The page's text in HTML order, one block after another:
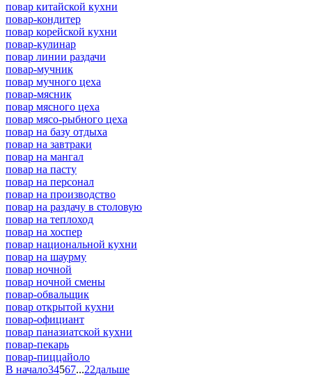
повар китайской кухни
повар-кондитер
повар корейской кухни
повар-кулинар
повар линии раздачи
повар-мучник
повар мучного цеха
повар-мясник
повар мясного цеха
повар мясо-рыбного цеха
повар на базу отдыха
повар на завтраки
повар на мангал
повар на пасту
повар на персонал
повар на производство
повар на раздачу в столовую
повар на теплоход
повар на хоспер
повар национальной кухни
повар на шаурму
повар ночной
повар ночной смены
повар-обвальщик
повар открытой кухни
повар-официант
повар паназиатской кухни
повар-пекарь
повар-пиццайоло
В начало34567...22дальше